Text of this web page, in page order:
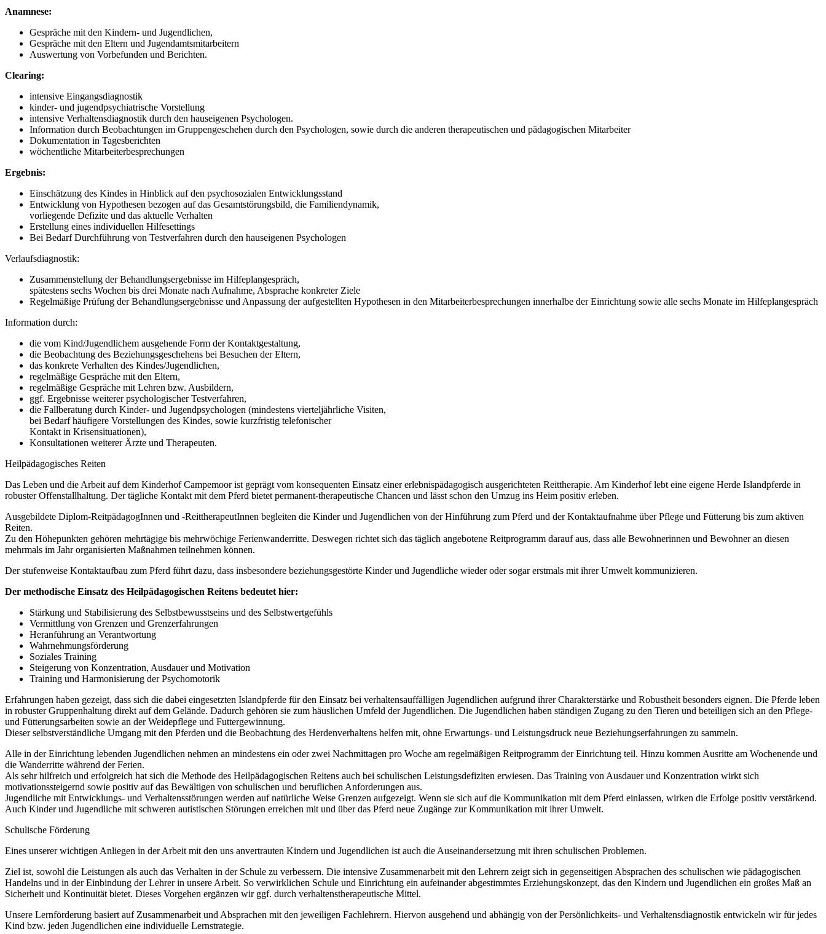
Anamnese:
Gespräche mit den Kindern- und Jugendlichen,
Gespräche mit den Eltern und Jugendamtsmitarbeitern
Auswertung von Vorbefunden und Berichten.
Clearing:
intensive Eingangsdiagnostik
kinder- und jugendpsychiatrische Vorstellung
intensive Verhaltensdiagnostik durch den hauseigenen Psychologen.
Information durch Beobachtungen im Gruppengeschehen durch den Psychologen, sowie durch die anderen therapeutischen und pädagogischen Mitarbeiter
Dokumentation in Tagesberichten
wöchentliche Mitarbeiterbesprechungen
Ergebnis:
Einschätzung des Kindes in Hinblick auf den psychosozialen Entwicklungsstand
Entwicklung von Hypothesen bezogen auf das Gesamtstörungsbild, die Familiendynamik,
vorliegende Defizite und das aktuelle Verhalten
Erstellung eines individuellen Hilfesettings
Bei Bedarf Durchführung von Testverfahren durch den hauseigenen Psychologen
Verlaufsdiagnostik:
Zusammenstellung der Behandlungsergebnisse im Hilfeplangespräch,
spätestens sechs Wochen bis drei Monate nach Aufnahme, Absprache konkreter Ziele
Regelmäßige Prüfung der Behandlungsergebnisse und Anpassung der aufgestellten Hypothesen in den Mitarbeiterbesprechungen innerhalbe der Einrichtung sowie alle sechs Monate im Hilfeplangespräch
Information durch:
die vom Kind/Jugendlichem ausgehende Form der Kontaktgestaltung,
die Beobachtung des Beziehungsgeschehens bei Besuchen der Eltern,
das konkrete Verhalten des Kindes/Jugendlichen,
regelmäßige Gespräche mit den Eltern,
regelmäßige Gespräche mit Lehren bzw. Ausbildern,
ggf. Ergebnisse weiterer psychologischer Testverfahren,
die Fallberatung durch Kinder- und Jugendpsychologen (mindestens vierteljährliche Visiten,
bei Bedarf häufigere Vorstellungen des Kindes, sowie kurzfristig telefonischer
Kontakt in Krisensituationen),
Konsultationen weiterer Ärzte und Therapeuten.
Heilpädagogisches Reiten
Das Leben und die Arbeit auf dem Kinderhof Campemoor ist geprägt vom konsequenten Einsatz einer erlebnispädagogisch ausgerichteten Reittherapie. Am Kinderhof lebt eine eigene Herde Islandpferde in
robuster Offenstallhaltung. Der tägliche Kontakt mit dem Pferd bietet permanent-therapeutische Chancen und lässt schon den Umzug ins Heim positiv erleben.
Ausgebildete Diplom-ReitpädagogInnen und -ReittherapeutInnen begleiten die Kinder und Jugendlichen von der Hinführung zum Pferd und der Kontaktaufnahme über Pflege und Fütterung bis zum aktiven
Reiten.
Zu den Höhepunkten gehören mehrtägige bis mehrwöchige Ferienwanderritte. Deswegen richtet sich das täglich angebotene Reitprogramm darauf aus, dass alle Bewohnerinnen und Bewohner an diesen
mehrmals im Jahr organisierten Maßnahmen teilnehmen können.
Der stufenweise Kontaktaufbau zum Pferd führt dazu, dass insbesondere beziehungsgestörte Kinder und Jugendliche wieder oder sogar erstmals mit ihrer Umwelt kommunizieren.
Der methodische Einsatz des Heilpädagogischen Reitens bedeutet hier:
Stärkung und Stabilisierung des Selbstbewusstseins und des Selbstwertgefühls
Vermittlung von Grenzen und Grenzerfahrungen
Heranführung an Verantwortung
Wahrnehmungsförderung
Soziales Training
Steigerung von Konzentration, Ausdauer und Motivation
Training und Harmonisierung der Psychomotorik
Erfahrungen haben gezeigt, dass sich die dabei eingesetzten Islandpferde für den Einsatz bei verhaltensauffälligen Jugendlichen aufgrund ihrer Charakterstärke und Robustheit besonders eignen. Die Pferde leben
in robuster Gruppenhaltung direkt auf dem Gelände. Dadurch gehören sie zum häuslichen Umfeld der Jugendlichen. Die Jugendlichen haben ständigen Zugang zu den Tieren und beteiligen sich an den Pflege-
und Fütterungsarbeiten sowie an der Weidepflege und Futtergewinnung.
Dieser selbstverständliche Umgang mit den Pferden und die Beobachtung des Herdenverhaltens helfen mit, ohne Erwartungs- und Leistungsdruck neue Beziehungserfahrungen zu sammeln.
Alle in der Einrichtung lebenden Jugendlichen nehmen an mindestens ein oder zwei Nachmittagen pro Woche am regelmäßigen Reitprogramm der Einrichtung teil. Hinzu kommen Ausritte am Wochenende und
die Wanderritte während der Ferien.
Als sehr hilfreich und erfolgreich hat sich die Methode des Heilpädagogischen Reitens auch bei schulischen Leistungsdefiziten erwiesen. Das Training von Ausdauer und Konzentration wirkt sich
motivationssteigernd sowie positiv auf das Bewältigen von schulischen und beruflichen Anforderungen aus.
Jugendliche mit Entwicklungs- und Verhaltensstörungen werden auf natürliche Weise Grenzen aufgezeigt. Wenn sie sich auf die Kommunikation mit dem Pferd einlassen, wirken die Erfolge positiv verstärkend.
Auch Kinder und Jugendliche mit schweren autistischen Störungen erreichen mit und über das Pferd neue Zugänge zur Kommunikation mit ihrer Umwelt.
Schulische Förderung
Eines unserer wichtigen Anliegen in der Arbeit mit den uns anvertrauten Kindern und Jugendlichen ist auch die Auseinandersetzung mit ihren schulischen Problemen.
Ziel ist, sowohl die Leistungen als auch das Verhalten in der Schule zu verbessern. Die intensive Zusammenarbeit mit den Lehrern zeigt sich in gegenseitigen Absprachen des schulischen wie pädagogischen
Handelns und in der Einbindung der Lehrer in unsere Arbeit. So verwirklichen Schule und Einrichtung ein aufeinander abgestimmtes Erziehungskonzept, das den Kindern und Jugendlichen ein großes Maß an
Sicherheit und Kontinuität bietet. Dieses Vorgehen ergänzen wir ggf. durch verhaltenstherapeutische Mittel.
Unsere Lernförderung basiert auf Zusammenarbeit und Absprachen mit den jeweiligen Fachlehrern. Hiervon ausgehend und abhängig von der Persönlichkeits- und Verhaltensdiagnostik entwickeln wir für jedes
Kind bzw. jeden Jugendlichen eine individuelle Lernstrategie.